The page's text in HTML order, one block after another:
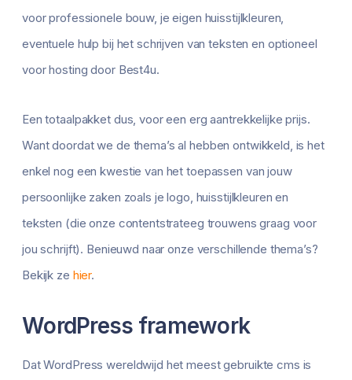
voor professionele bouw, je eigen huisstijlkleuren,
eventuele hulp bij het schrijven van teksten en optioneel
voor hosting door Best4u.
Een totaalpakket dus, voor een erg aantrekkelijke prijs.
Want doordat we de thema’s al hebben ontwikkeld, is het
enkel nog een kwestie van het toepassen van jouw
persoonlijke zaken zoals je logo, huisstijlkleuren en
teksten (die onze contentstrateeg trouwens graag voor
jou schrijft). Benieuwd naar onze verschillende thema’s?
Bekijk ze hier.
WordPress framework
Dat WordPress wereldwijd het meest gebruikte cms is